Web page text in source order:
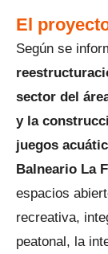
El
Según se
sector del
y la
juegos
Balneario La
espacios
recreativa,
peatonal, la